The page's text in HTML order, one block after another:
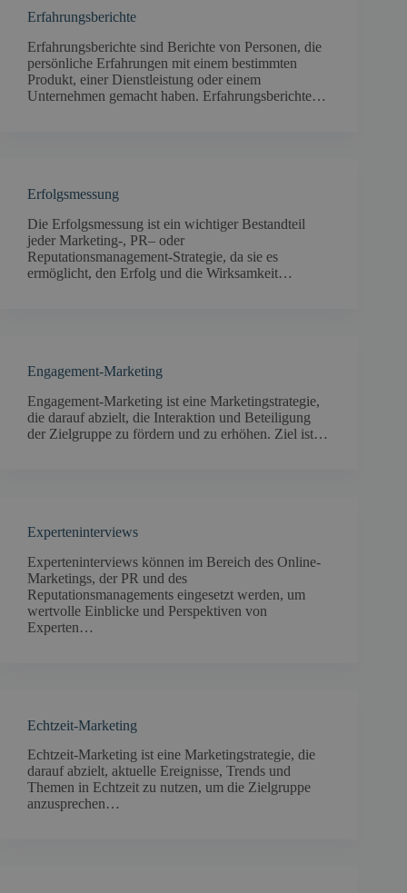
Erfahrungsberichte
Erfahrungsberichte sind Berichte von Personen, die
persönliche Erfahrungen mit einem bestimmten
Produkt, einer Dienstleistung oder einem
Unternehmen gemacht haben. Erfahrungsberichte…
Erfolgsmessung
Die Erfolgsmessung ist ein wichtiger Bestandteil
jeder Marketing-, PR– oder
Reputationsmanagement-Strategie, da sie es
ermöglicht, den Erfolg und die Wirksamkeit…
Engagement-Marketing
Engagement-Marketing ist eine Marketingstrategie,
die darauf abzielt, die Interaktion und Beteiligung
der Zielgruppe zu fördern und zu erhöhen. Ziel ist…
Experteninterviews
Experteninterviews können im Bereich des Online-
Marketings, der PR und des
Reputationsmanagements eingesetzt werden, um
wertvolle Einblicke und Perspektiven von
Experten…
Echtzeit-Marketing
Echtzeit-Marketing ist eine Marketingstrategie, die
darauf abzielt, aktuelle Ereignisse, Trends und
Themen in Echtzeit zu nutzen, um die Zielgruppe
anzusprechen…